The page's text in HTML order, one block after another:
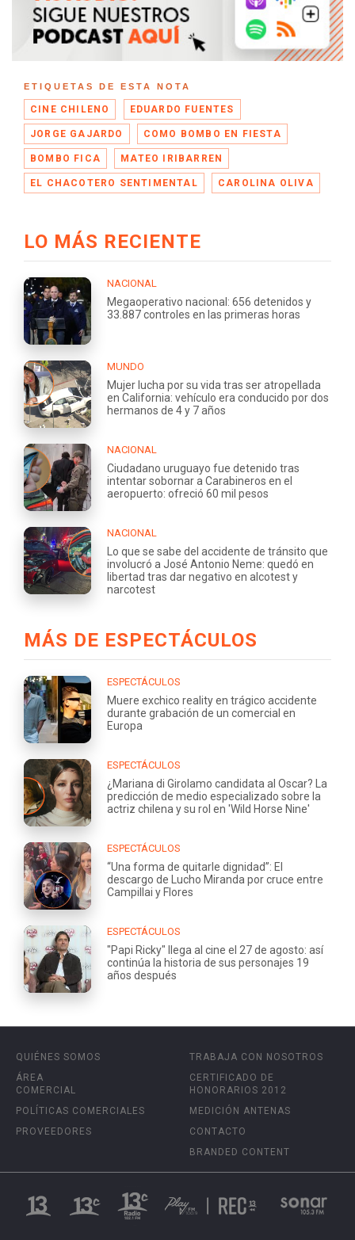
ETIQUETAS DE ESTA NOTA
CINE CHILENO EDUARDO FUENTES
JORGE GAJARDO COMO BOMBO EN FIESTA
BOMBO FICA MATEO IRIBARREN
EL CHACOTERO SENTIMENTAL CAROLINA OLIVA
LO MÁS RECIENTE
NACIONAL
Megaoperativo nacional: 656 detenidos y
33.887 controles en las primeras horas
MUNDO
Mujer lucha por su vida tras ser atropellada
en California: vehículo era conducido por dos
hermanos de 4 y 7 años
NACIONAL
Ciudadano uruguayo fue detenido tras
intentar sobornar a Carabineros en el
aeropuerto: ofreció 60 mil pesos
NACIONAL
Lo que se sabe del accidente de tránsito que
involucró a José Antonio Neme: quedó en
libertad tras dar negativo en alcotest y
narcotest
MÁS DE ESPECTÁCULOS
ESPECTÁCULOS
Muere exchico reality en trágico accidente
durante grabación de un comercial en
Europa
ESPECTÁCULOS
¿Mariana di Girolamo candidata al Oscar? La
predicción de medio especializado sobre la
actriz chilena y su rol en 'Wild Horse Nine'
ESPECTÁCULOS
“Una forma de quitarle dignidad”: El
descargo de Lucho Miranda por cruce entre
Campillai y Flores
ESPECTÁCULOS
"Papi Ricky" llega al cine el 27 de agosto: así
continúa la historia de sus personajes 19
años después
QUIÉNES SOMOS
ÁREA
COMERCIAL
POLÍTICAS COMERCIALES
PROVEEDORES
TRABAJA CON NOSOTROS
CERTIFICADO DE
HONORARIOS 2012
MEDICIÓN ANTENAS
CONTACTO
BRANDED CONTENT